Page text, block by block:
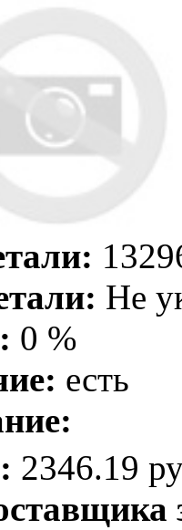
Не
0 %
есть
: 2346.19